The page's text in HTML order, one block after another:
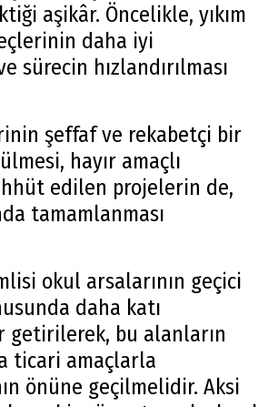
aşikâr. Öncelikle, yıkım
daha iyi
sürecin hızlandırılması
şeffaf ve rekabetçi bir
hayır amaçlı
edilen projelerin de,
tamamlanması
okul arsalarının geçici
daha katı
getirilerek, bu alanların
ticari amaçlarla
önüne geçilmelidir. Aksi